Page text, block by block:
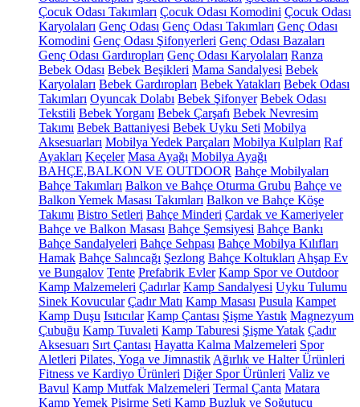
Çocuk Odası Takımları Çocuk Odası Komodini Çocuk Odası
Karyolaları Genç Odası Genç Odası Takımları Genç Odası
Komodini Genç Odası Şifonyerleri Genç Odası Bazaları
Genç Odası Gardıropları Genç Odası Karyolaları Ranza
Bebek Odası Bebek Beşikleri Mama Sandalyesi Bebek
Karyolaları Bebek Gardıropları Bebek Yatakları Bebek Odası
Takımları Oyuncak Dolabı Bebek Şifonyer Bebek Odası
Tekstili Bebek Yorganı Bebek Çarşafı Bebek Nevresim
Takımı Bebek Battaniyesi Bebek Uyku Seti Mobilya
Aksesuarları Mobilya Yedek Parçaları Mobilya Kulpları Raf
Ayakları Keçeler Masa Ayağı Mobilya Ayağı
BAHÇE,BALKON VE OUTDOOR Bahçe Mobilyaları
Bahçe Takımları Balkon ve Bahçe Oturma Grubu Bahçe ve
Balkon Yemek Masası Takımları Balkon ve Bahçe Köşe
Takımı Bistro Setleri Bahçe Minderi Çardak ve Kameriyeler
Bahçe ve Balkon Masası Bahçe Şemsiyesi Bahçe Bankı
Bahçe Sandalyeleri Bahçe Sehpası Bahçe Mobilya Kılıfları
Hamak Bahçe Salıncağı Şezlong Bahçe Koltukları Ahşap Ev
ve Bungalov Tente Prefabrik Evler Kamp Spor ve Outdoor
Kamp Malzemeleri Çadırlar Kamp Sandalyesi Uyku Tulumu
Sinek Kovucular Çadır Matı Kamp Masası Pusula Kampet
Kamp Duşu Isıtıcılar Kamp Çantası Şişme Yastık Magnezyum
Çubuğu Kamp Tuvaleti Kamp Taburesi Şişme Yatak Çadır
Aksesuarı Sırt Çantası Hayatta Kalma Malzemeleri Spor
Aletleri Pilates, Yoga ve Jimnastik Ağırlık ve Halter Ürünleri
Fitness ve Kardiyo Ürünleri Diğer Spor Ürünleri Valiz ve
Bavul Kamp Mutfak Malzemeleri Termal Çanta Matara
Kamp Yemek Pişirme Seti Kamp Buzluk ve Soğutucu